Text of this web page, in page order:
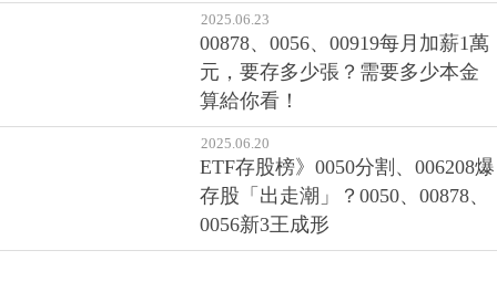
2025.06.23
00878、0056、00919每月加薪1萬
元，要存多少張？需要多少本金
算給你看！
2025.06.20
ETF存股榜》0050分割、006208爆
存股「出走潮」？0050、00878、
0056新3王成形